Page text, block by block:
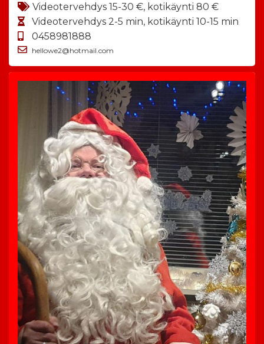
Videotervehdys 15-30 €, kotikäynti 80 €
Videotervehdys 2-5 min, kotikäynti 10-15 min
0458981888
hellowe2@hotmail.com